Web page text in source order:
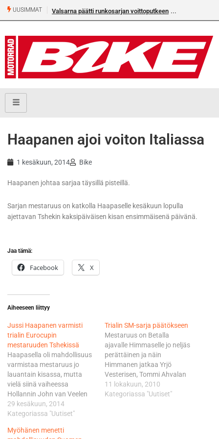
UUSIMMAT Valsarna päätti runkosarjan voittoputkeen
Haapanen ajoi voiton Italiassa
1 kesäkuun, 2014 Bike
Haapanen johtaa sarjaa täysillä pisteillä.
Sarjan mestaruus on katkolla Haapaselle kesäkuun lopulla
ajettavan Tshekin kaksipäiväisen kisan ensimmäisenä päivänä.
Jaa tämä:
Facebook X
Aiheeseen liittyy
Jussi Haapanen varmisti
trialin Eurocupin
mestaruuden Tshekissä
Haapasella oli mahdollisuus
varmistaa mestaruus jo
lauantain kisassa, mutta
vielä siinä vaiheessa
Hollannin John van Veelen
päätti olla asiasta toista
mieltä. Tulppaanien maan
pisteen erolla. Sunnuntaina
29 kesäkuun, 2014
Kategoriassa "Uutiset"
Trialin SM-sarja päätökseen
Mestaruus on Betalla
ajavalle Himmaselle jo neljäs
perättäinen ja näin
Himmanen jatkaa Yrjö
Vesterisen, Tommi Ahvalan
ja Joa Hidrenin tapaan
suomalaisen trialin perinteitä
11 lokakuun, 2010
Kategoriassa "Uutiset"
Myöhänen menetti